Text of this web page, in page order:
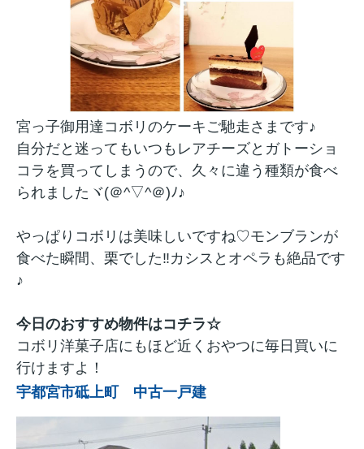
宮っ子御用達コボリのケーキご馳走さまです♪
自分だと迷ってもいつもレアチーズとガトーショ
コラを買ってしまうので、久々に違う種類が食べ
られましたヾ(＠^▽^＠)ﾉ♪
やっぱりコボリは美味しいですね♡モンブランが
食べた瞬間、栗でした‼カシスとオペラも絶品です
♪
今日のおすすめ物件はコチラ☆
コボリ洋菓子店にもほど近くおやつに毎日買いに
行けますよ！
宇都宮市砥上町 中古一戸建